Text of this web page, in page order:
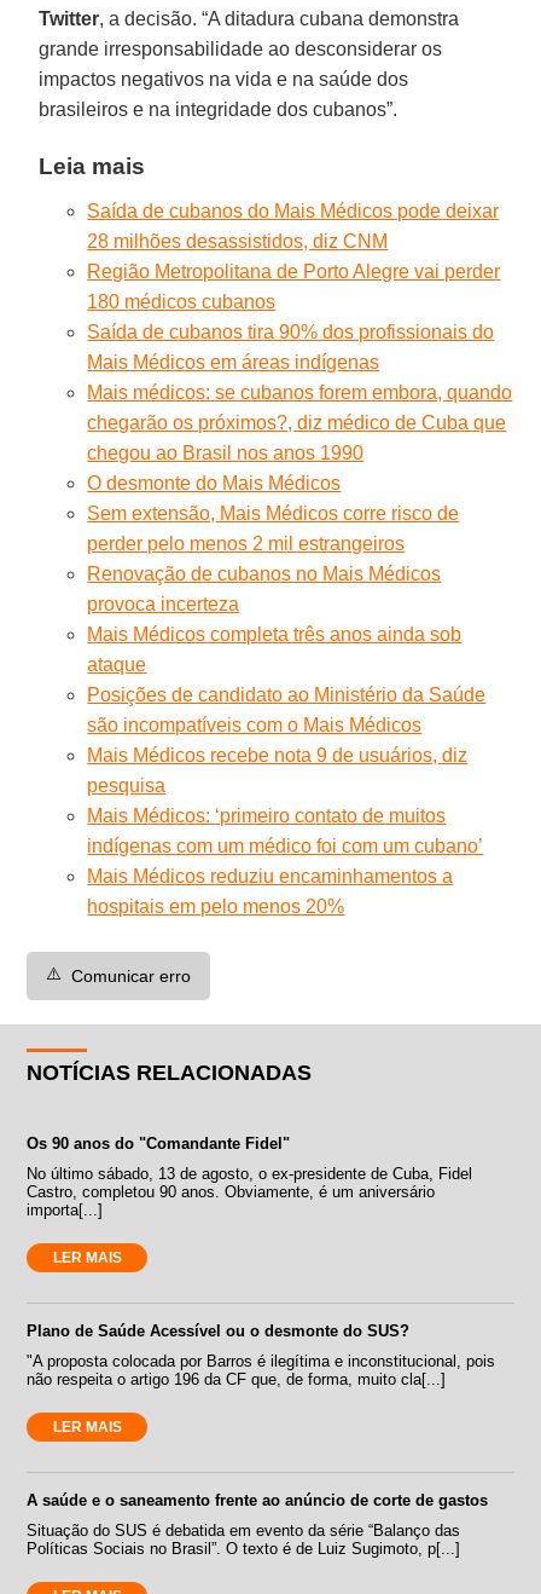
Twitter, a decisão. “A ditadura cubana demonstra
grande irresponsabilidade ao desconsiderar os
impactos negativos na vida e na saúde dos
brasileiros e na integridade dos cubanos”.
Leia mais
Saída de cubanos do Mais Médicos pode deixar
28 milhões desassistidos, diz CNM
Região Metropolitana de Porto Alegre vai perder
180 médicos cubanos
Saída de cubanos tira 90% dos profissionais do
Mais Médicos em áreas indígenas
Mais médicos: se cubanos forem embora, quando
chegarão os próximos?, diz médico de Cuba que
chegou ao Brasil nos anos 1990
O desmonte do Mais Médicos
Sem extensão, Mais Médicos corre risco de
perder pelo menos 2 mil estrangeiros
Renovação de cubanos no Mais Médicos
provoca incerteza
Mais Médicos completa três anos ainda sob
ataque
Posições de candidato ao Ministério da Saúde
são incompatíveis com o Mais Médicos
Mais Médicos recebe nota 9 de usuários, diz
pesquisa
Mais Médicos: ‘primeiro contato de muitos
indígenas com um médico foi com um cubano’
Mais Médicos reduziu encaminhamentos a
hospitais em pelo menos 20%
⚠️ Comunicar erro
NOTÍCIAS RELACIONADAS
Os 90 anos do "Comandante Fidel"
No último sábado, 13 de agosto, o ex-presidente de Cuba, Fidel
Castro, completou 90 anos. Obviamente, é um aniversário
importa[...]
LER MAIS
Plano de Saúde Acessível ou o desmonte do SUS?
"A proposta colocada por Barros é ilegítima e inconstitucional, pois
não respeita o artigo 196 da CF que, de forma, muito cla[...]
LER MAIS
A saúde e o saneamento frente ao anúncio de corte de gastos
Situação do SUS é debatida em evento da série “Balanço das
Políticas Sociais no Brasil”. O texto é de Luiz Sugimoto, p[...]